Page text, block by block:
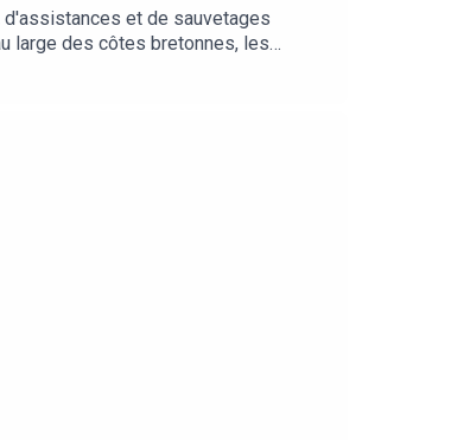
d'assistances et de sauvetages
large des côtes bretonnes, les
l'extrême. Extrait musique : Porz